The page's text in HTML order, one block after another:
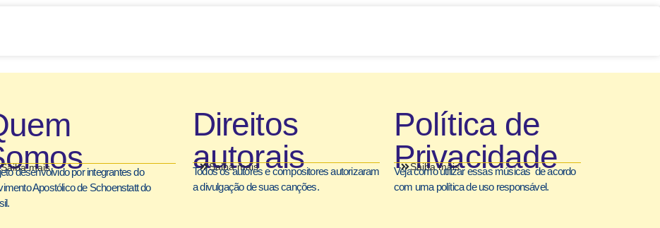
Saiba mais
desenvolvido por integrantes do
Apostólico de Schoenstatt do
Direitos
autorais
Saiba mais
Todos os autores e compositores autorizaram
a divulgação de suas canções.
Política de
Privacidade
Saiba mais
Veja como utilizar essas músicas de acordo
com uma política de uso responsável.